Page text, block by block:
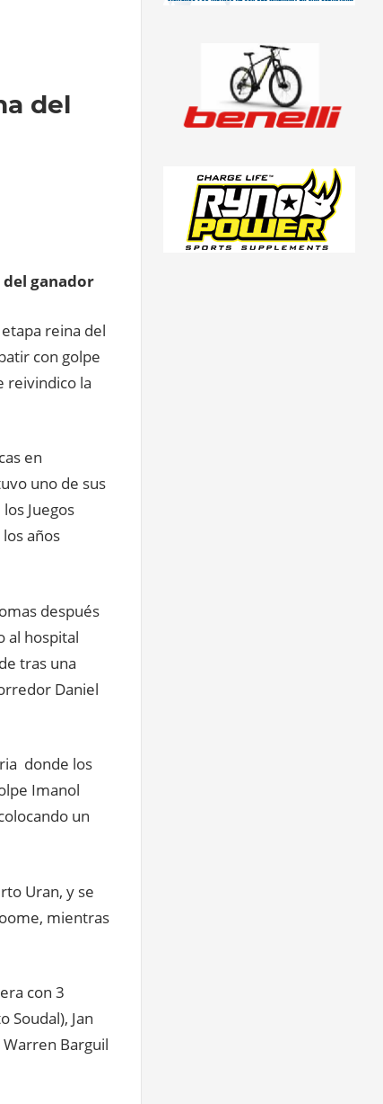
del
ganador
reina del
con golpe
reivindico la
en
uno de sus
Juegos
años
después
al hospital
tras una
Daniel
donde los
Imanol
un
Uran, y se
mientras
con 3
Soudal), Jan
Barguil